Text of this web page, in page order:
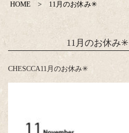
HOME 11月のお休み✳︎
11月のお休み✳︎
CHESCCA11月のお休み✳︎